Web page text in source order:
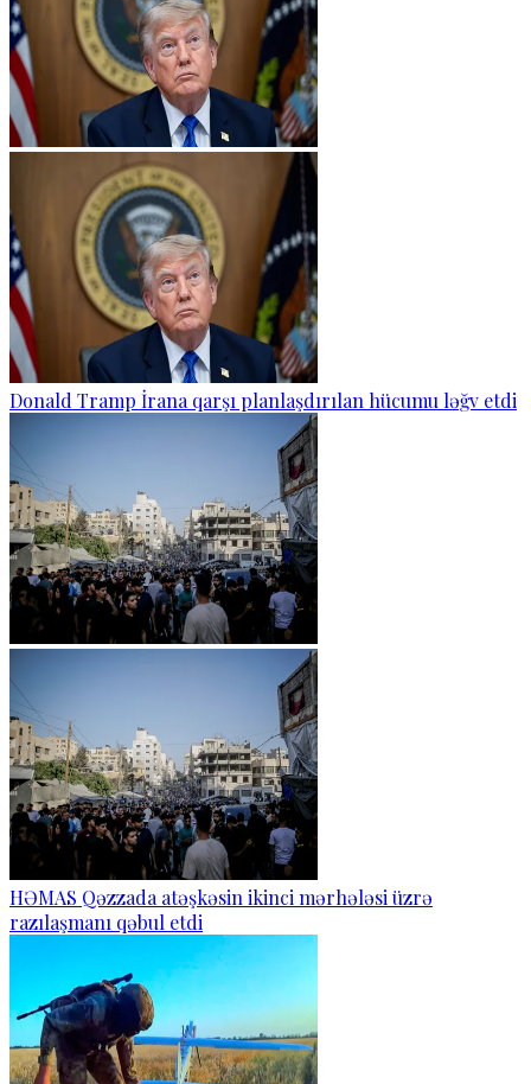
Donald Tramp İrana qarşı planlaşdırılan hücumu ləğv etdi
HƏMAS Qəzzada atəşkəsin ikinci mərhələsi üzrə
razılaşmanı qəbul etdi